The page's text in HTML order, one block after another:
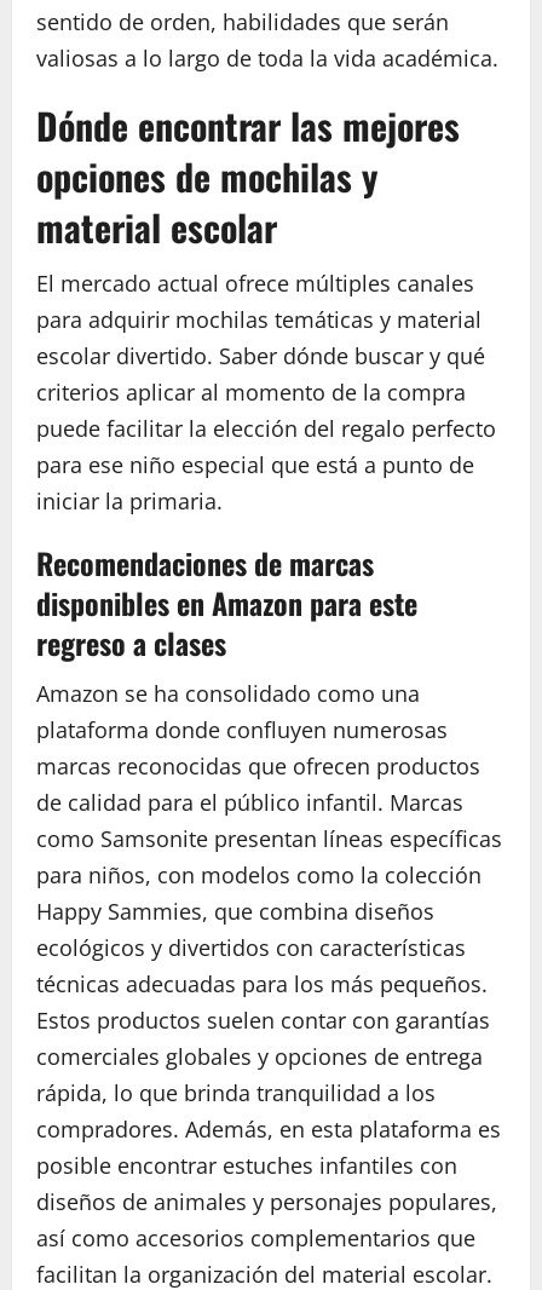
sentido de orden, habilidades que serán
valiosas a lo largo de toda la vida académica.
Dónde encontrar las mejores
opciones de mochilas y
material escolar
El mercado actual ofrece múltiples canales
para adquirir mochilas temáticas y material
escolar divertido. Saber dónde buscar y qué
criterios aplicar al momento de la compra
puede facilitar la elección del regalo perfecto
para ese niño especial que está a punto de
iniciar la primaria.
Recomendaciones de marcas
disponibles en Amazon para este
regreso a clases
Amazon se ha consolidado como una
plataforma donde confluyen numerosas
marcas reconocidas que ofrecen productos
de calidad para el público infantil. Marcas
como Samsonite presentan líneas específicas
para niños, con modelos como la colección
Happy Sammies, que combina diseños
ecológicos y divertidos con características
técnicas adecuadas para los más pequeños.
Estos productos suelen contar con garantías
comerciales globales y opciones de entrega
rápida, lo que brinda tranquilidad a los
compradores. Además, en esta plataforma es
posible encontrar estuches infantiles con
diseños de animales y personajes populares,
así como accesorios complementarios que
facilitan la organización del material escolar.